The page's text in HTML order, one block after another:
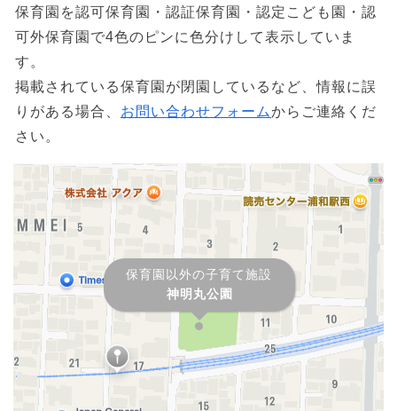
保育園を認可保育園・認証保育園・認定こども園・認
可外保育園で4色のピンに色分けして表示していま
す。
掲載されている保育園が閉園しているなど、情報に誤
りがある場合、 お問い合わせフォームからご連絡くだ
さい。
保育園以外の子育て施設
神明丸公園